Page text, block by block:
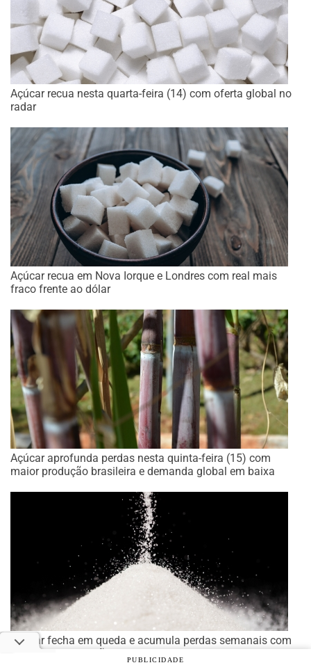
Açúcar recua nesta quarta-feira (14) com oferta global no
radar
Açúcar recua em Nova Iorque e Londres com real mais
fraco frente ao dólar
Açúcar aprofunda perdas nesta quinta-feira (15) com
maior produção brasileira e demanda global em baixa
Açúcar fecha em queda e acumula perdas semanais com
avanço da produção globalPUBLICIDADE